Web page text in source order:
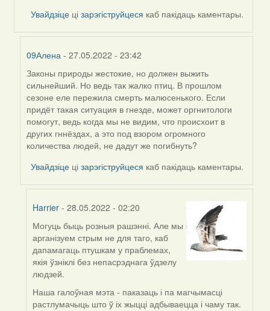
Увайдзіце цізарэгіструйцеся каб пакідаць каментары.
09Алена - 27.05.2022 - 23:42
In
reply
to
by
Harrier
Законы природы жестокие, но должен выжить
сильнейший. Но ведь так жалко птиц. В прошлом
сезоне еле пережила смерть малюсенького. Если
придёт такая ситуация в гнезде, может оргнитологи
помогут, ведь когда мы не видим, что происхоит в
других гннёздах, а это под взором огромного
количества людей, не дадут же погибнуть?
Увайдзіце цізарэгіструйцеся каб пакідаць каментары.
Harrier- 28.05.2022 - 02:20
In
reply
to
by
09Алена
Могуць быць розныя рашэнні. Але мы
арганізуем стрым не для таго, каб
дапамагаць птушкам у праблемах,
якія ўзніклі без непасрэднага ўдзелу
людзей.
Наша галоўная мэта - паказаць і па магчымасці
растлумачыць што ў іх жыцці адбываецца і чаму так.